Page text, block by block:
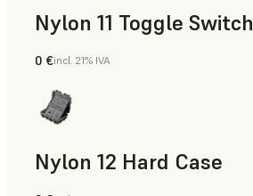
Nylon 11 Toggle Switch
Polvo para SLS
0 €incl. 21% IVA
Nylon 12 Hard Case